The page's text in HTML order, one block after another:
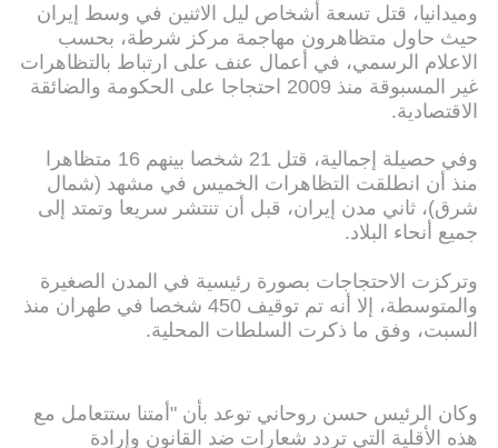
وميدانيا، قتل تسعة أشخاص ليل الاثنين في وسط إيران
حيث حاول متظاهرون مهاجمة مركز شرطة، بحسب
الاعلام الرسمي، في أعمال عنف على ارتباط بالتظاهرات
غير المسبوقة منذ 2009 احتجاجا على الحكومة والضائقة
الاقتصادية.
وفي حصيلة إجمالية، قتل 21 شخصا بينهم 16 متظاهرا
منذ أن انطلقت التظاهرات الخميس في مشهد (شمال
شرق)، ثاني مدن إيران، قبل أن تنتشر سريعا وتمتد إلى
جميع أنحاء البلاد.
وتركزت الاحتجاجات بصورة رئيسية في المدن الصغيرة
والمتوسطة، إلا أنه تم توقيف 450 شخصا في طهران منذ
السبت، وفق ما ذكرت السلطات المحلية.
وكان الرئيس حسن روحاني توعد بأن "أمتنا ستتعامل مع
هذه الأقلية التي تردد شعارات ضد القانون وإرادة